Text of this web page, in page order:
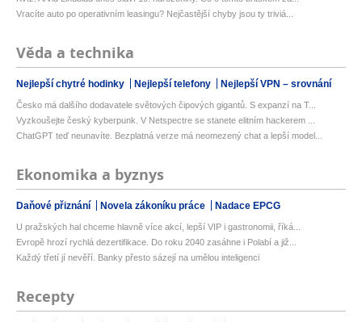
Vracíte auto po operativním leasingu? Nejčastější chyby jsou ty triviá...
Věda a technika
Nejlepší chytré hodinky Nejlepší telefony Nejlepší VPN – srovnání
Česko má dalšího dodavatele světových čipových gigantů. S expanzí na T...
Vyzkoušejte český kyberpunk. V Netspectre se stanete elitním hackerem ...
ChatGPT teď neunavíte. Bezplatná verze má neomezený chat a lepší model...
Ekonomika a byznys
Daňové přiznání Novela zákoníku práce Nadace EPCG
U pražských hal chceme hlavně více akcí, lepší VIP i gastronomii, říká...
Evropě hrozí rychlá dezertifikace. Do roku 2040 zasáhne i Polabí a již...
Každý třetí jí nevěří. Banky přesto sázejí na umělou inteligenci
Recepty